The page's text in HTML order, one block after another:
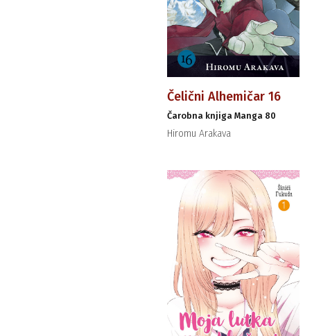
Čelični Alhemičar 16
Čarobna knjiga Manga 80
Hiromu Arakava